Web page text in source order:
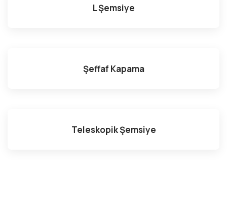
L Şemsiye
Şeffaf Kapama
Teleskopik Şemsiye